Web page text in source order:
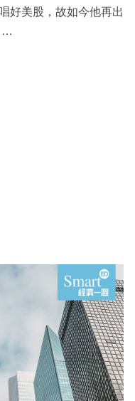
好美股，故如今他再出
…